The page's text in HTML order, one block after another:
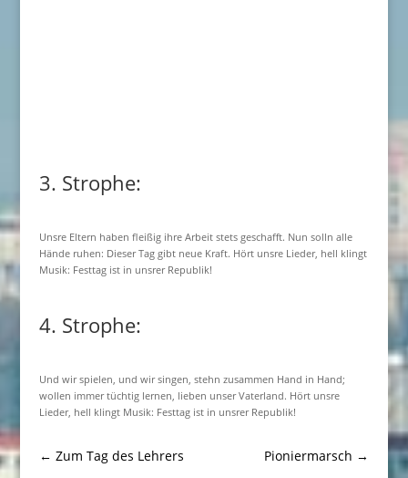
3. Strophe:
Unsre Eltern haben fleißig ihre Arbeit stets geschafft. Nun solln alle
Hände ruhen: Dieser Tag gibt neue Kraft. Hört unsre Lieder, hell klingt
Musik: Festtag ist in unsrer Republik!
4. Strophe:
Und wir spielen, und wir singen, stehn zusammen Hand in Hand;
wollen immer tüchtig lernen, lieben unser Vaterland. Hört unsre
Lieder, hell klingt Musik: Festtag ist in unsrer Republik!
← Zum Tag des Lehrers Pioniermarsch →